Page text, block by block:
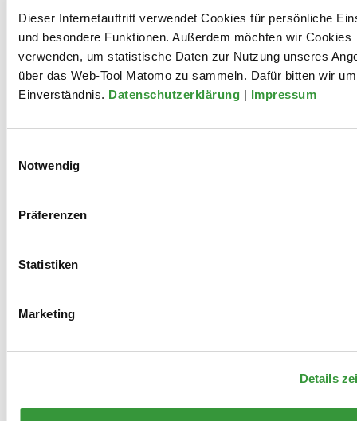
Dieser Internetauftritt verwendet Cookies für persönliche
und besondere Funktionen. Außerdem möchten wir Cookies
verwenden, um statistische Daten zur Nutzung unseres
über das Web-Tool Matomo zu sammeln. Dafür bitten wir
Einverständnis. Datenschutzerklärung | Impressum
Notwendig
Präferenzen
Statistiken
Marketing
Details
Brechtnacht Line-Up 2024